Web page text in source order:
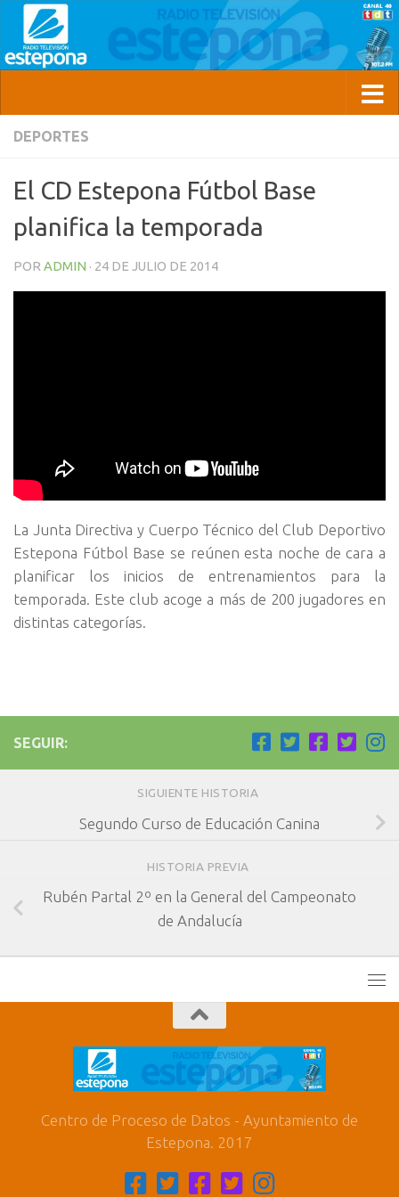
DEPORTES
El CD Estepona Fútbol Base
planifica la temporada
POR ADMIN · 24 DE JULIO DE 2014
La Junta Directiva y Cuerpo Técnico del Club Deportivo
Estepona Fútbol Base se reúnen esta noche de cara a
planificar los inicios de entrenamientos para la
temporada. Este club acoge a más de 200 jugadores en
distintas categorías.
SEGUIR:
SIGUIENTE HISTORIA
Segundo Curso de Educación Canina
HISTORIA PREVIA
Rubén Partal 2º en la General del Campeonato
de Andalucía
Centro de Proceso de Datos - Ayuntamiento de
Estepona. 2017